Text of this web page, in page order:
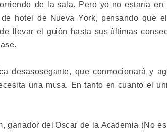
de la sala. Pero yo no estaría
hotel de Nueva York, pensando que
llevar el guión hasta sus últimas
desasosegante, que conmocionará y
una musa. En tanto en cuanto el
ganador del Oscar de la Academia (No